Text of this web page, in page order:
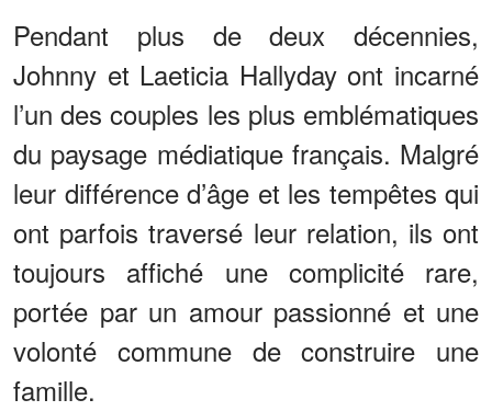
Pendant plus de deux décennies,
Johnny et Laeticia Hallyday ont incarné
l’un des couples les plus emblématiques
du paysage médiatique français. Malgré
leur différence d’âge et les tempêtes qui
ont parfois traversé leur relation, ils ont
toujours affiché une complicité rare,
portée par un amour passionné et une
volonté commune de construire une
famille.